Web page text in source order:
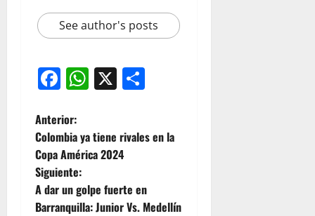
See author's posts
Facebook
WhatsApp
X
Anterior:
Colombia ya tiene rivales en la
Copa América 2024
Siguiente:
A dar un golpe fuerte en
Barranquilla: Junior Vs. Medellín